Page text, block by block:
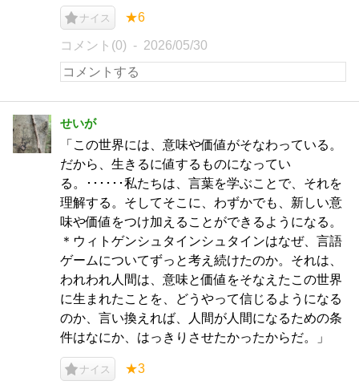
ナイス ★6
コメント(0) 2026/05/30
せいが
「この世界には、意味や価値がそなわっている。
だから、生きるに値するものになってい
る。･･････私たちは、言葉を学ぶことで、それを
理解する。そしてそこに、わずかでも、新しい意
味や価値をつけ加えることができるようになる。
＊ウィトゲンシュタインシュタインはなぜ、言語
ゲームについてずっと考え続けたのか。それは、
われわれ人間は、意味と価値をそなえたこの世界
に生まれたことを、どうやって信じるようになる
のか、言い換えれば、人間が人間になるための条
件はなにか、はっきりさせたかったからだ。」
ナイス ★3